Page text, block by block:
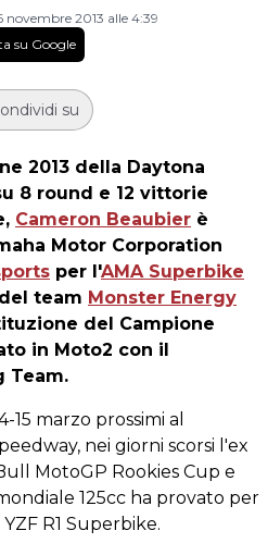
novembre 2013 alle 4:39
su Google
su
2013 della Daytona
8 round e 12 vittorie
Cameron Beaubier è
Motor Corporation
per l'AMA Superbike
team Monster Energy
del Campione
in Moto2 con il
Team.
15 marzo prossimi al
nei giorni scorsi l'ex
MotoGP Rookies Cup e
125cc ha provato per
R1 Superbike.